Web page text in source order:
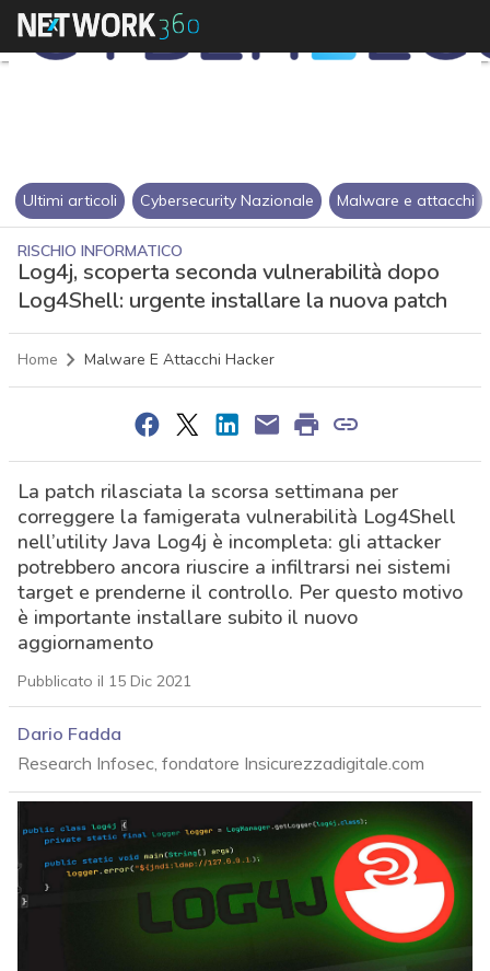
Ultimi articoli Cybersecurity Nazionale Malware e attacchi
RISCHIO INFORMATICO
Log4j, scoperta seconda vulnerabilità dopo
Log4Shell: urgente installare la nuova patch
Home Malware E Attacchi Hacker
La patch rilasciata la scorsa settimana per
correggere la famigerata vulnerabilità Log4Shell
nell’utility Java Log4j è incompleta: gli attacker
potrebbero ancora riuscire a infiltrarsi nei sistemi
target e prenderne il controllo. Per questo motivo
è importante installare subito il nuovo
aggiornamento
Pubblicato il 15 Dic 2021
Dario Fadda
Research Infosec, fondatore Insicurezzadigitale.com